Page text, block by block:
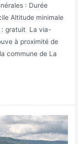
: Durée
Altitude minimale
: gratuit La via-
à proximité de
commune de La